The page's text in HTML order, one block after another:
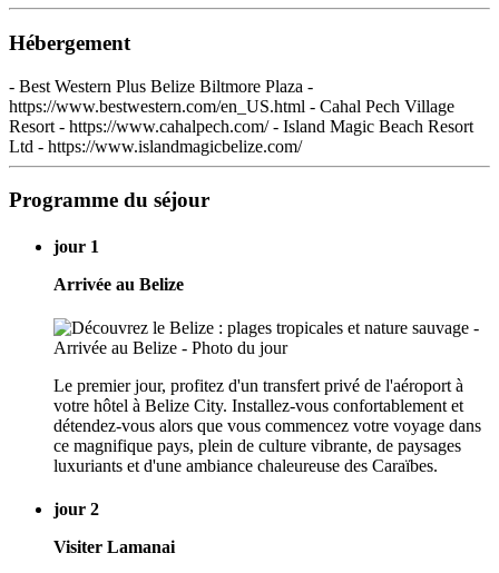
Hébergement
- Best Western Plus Belize Biltmore Plaza -
https://www.bestwestern.com/en_US.html - Cahal Pech Village
Resort - https://www.cahalpech.com/ - Island Magic Beach Resort
Ltd - https://www.islandmagicbelize.com/
Programme du séjour
jour 1
Arrivée au Belize
Le premier jour, profitez d'un transfert privé de l'aéroport à
votre hôtel à Belize City. Installez-vous confortablement et
détendez-vous alors que vous commencez votre voyage dans
ce magnifique pays, plein de culture vibrante, de paysages
luxuriants et d'une ambiance chaleureuse des Caraïbes.
jour 2
Visiter Lamanai